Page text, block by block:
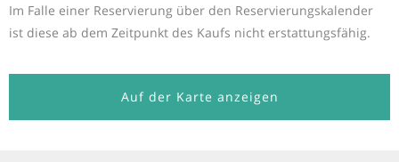
Im Falle einer Reservierung über den Reservierungskalender
ist diese ab dem Zeitpunkt des Kaufs nicht erstattungsfähig.
Auf der Karte anzeigen